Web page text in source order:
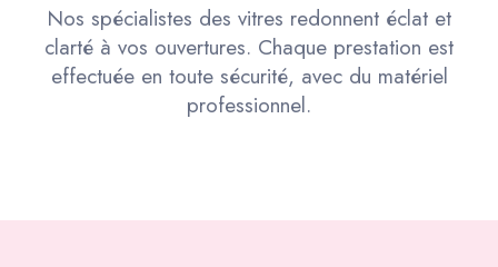
Nos spécialistes des vitres redonnent éclat et
clarté à vos ouvertures. Chaque prestation est
effectuée en toute sécurité, avec du matériel
professionnel.